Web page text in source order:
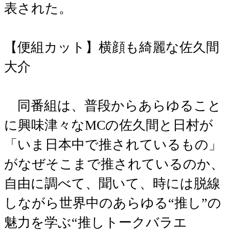
表された。
【便組カット】横顔も綺麗な佐久間
大介
同番組は、普段からあらゆること
に興味津々なMCの佐久間と日村が
「いま日本中で推されているもの」
がなぜそこまで推されているのか、
自由に調べて、聞いて、時には脱線
しながら世界中のあらゆる“推し”の
魅力を学ぶ“推しトークバラエ